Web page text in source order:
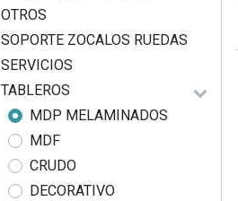
OTROS
SOPORTE ZOCALOS RUEDAS
SERVICIOS
TABLEROS
MDP MELAMINADOS
MDF
CRUDO
DECORATIVO